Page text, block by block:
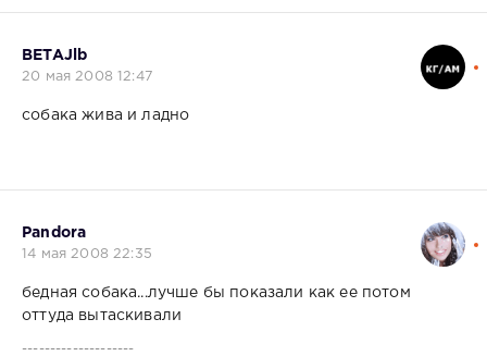
BETAJlb
20 мая 2008 12:47
собака жива и ладно
Pandora
14 мая 2008 22:35
бедная собака...лучше бы показали как ее потом
оттуда вытаскивали
--------------------